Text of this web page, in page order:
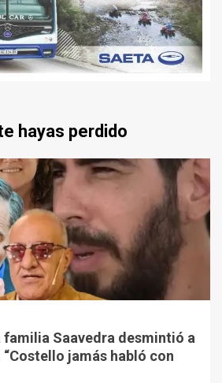
hayas perdido
familia Saavedra desmintió a
jamás habló con